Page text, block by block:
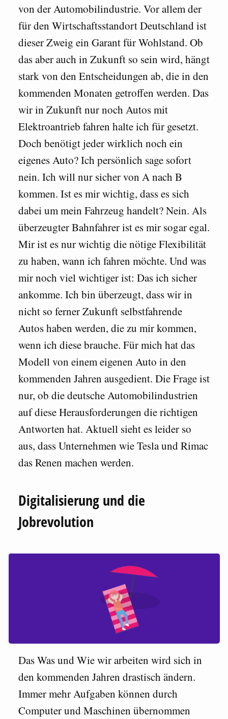
von der Automobilindustrie. Vor allem der
für den Wirtschaftsstandort Deutschland ist
dieser Zweig ein Garant für Wohlstand. Ob
das aber auch in Zukunft so sein wird, hängt
stark von den Entscheidungen ab, die in den
kommenden Monaten getroffen werden. Das
wir in Zukunft nur noch Autos mit
Elektroantrieb fahren halte ich für gesetzt.
Doch benötigt jeder wirklich noch ein
eigenes Auto? Ich persönlich sage sofort
nein. Ich will nur sicher von A nach B
kommen. Ist es mir wichtig, dass es sich
dabei um mein Fahrzeug handelt? Nein. Als
überzeugter Bahnfahrer ist es mir sogar egal.
Mir ist es nur wichtig die nötige Flexibilität
zu haben, wann ich fahren möchte. Und was
mir noch viel wichtiger ist: Das ich sicher
ankomme. Ich bin überzeugt, dass wir in
nicht so ferner Zukunft selbstfahrende
Autos haben werden, die zu mir kommen,
wenn ich diese brauche. Für mich hat das
Modell von einem eigenen Auto in den
kommenden Jahren ausgedient. Die Frage ist
nur, ob die deutsche Automobilindustrien
auf diese Herausforderungen die richtigen
Antworten hat. Aktuell sieht es leider so
aus, dass Unternehmen wie Tesla und Rimac
das Renen machen werden.
Digitalisierung und die
Jobrevolution
Das Was und Wie wir arbeiten wird sich in
den kommenden Jahren drastisch ändern.
Immer mehr Aufgaben können durch
Computer und Maschinen übernommen